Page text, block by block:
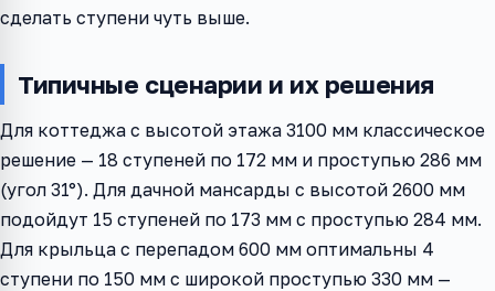
сделать ступени чуть выше.
Типичные сценарии и их решения
Для коттеджа с высотой этажа 3100 мм классическое
решение — 18 ступеней по 172 мм и проступью 286 мм
(угол 31°). Для дачной мансарды с высотой 2600 мм
подойдут 15 ступеней по 173 мм с проступью 284 мм.
Для крыльца с перепадом 600 мм оптимальны 4
ступени по 150 мм с широкой проступью 330 мм —